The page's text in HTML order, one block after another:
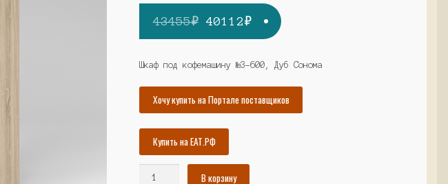
43455₽ Первоначальная
цена
составляла
43455₽.
40112₽Текущая
цена:
40112₽.
Шкаф под кофемашину №3-600, Дуб Сонома
Хочу купить на Портале поставщиков
Купить на ЕАТ.РФ
В корзину